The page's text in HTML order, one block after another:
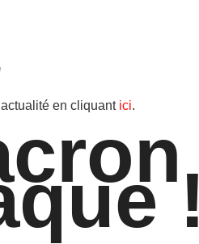
en cliquant ici.
!